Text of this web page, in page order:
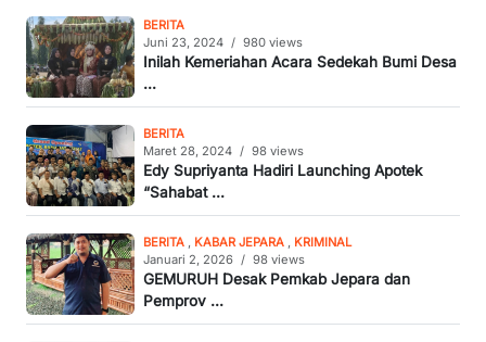
BERITA
Juni 23, 2024 / 980 views
Inilah Kemeriahan Acara Sedekah Bumi Desa
...
BERITA
Maret 28, 2024 / 98 views
Edy Supriyanta Hadiri Launching Apotek
“Sahabat ...
BERITA , KABAR JEPARA , KRIMINAL
Januari 2, 2026 / 98 views
GEMURUH Desak Pemkab Jepara dan
Pemprov ...